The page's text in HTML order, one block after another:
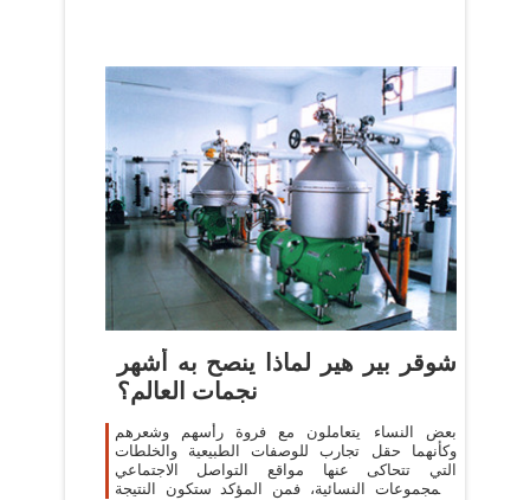
شوقر بير هير لماذا ينصح به أشهر
نجمات العالم؟
بعض النساء يتعاملون مع فروة رأسهم وشعرهم
وكأنهما حقل تجارب للوصفات الطبيعية والخلطات
التي تتحاكى عنها مواقع التواصل الاجتماعي
والمجموعات النسائية، فمن المؤكد ستكون النتيجة